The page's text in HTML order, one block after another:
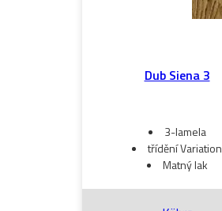
Dub Siena 3
3-lamela
třídění Variation
Matný lak